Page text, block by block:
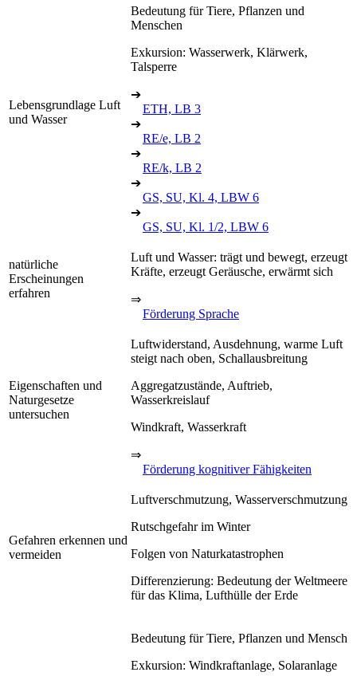
Lebensgrundlage Luft
und Wasser
Bedeutung für Tiere, Pflanzen und
Menschen
Exkursion: Wasserwerk, Klärwerk,
Talsperre
➔
ETH, LB 3
➔
RE/e, LB 2
➔
RE/k, LB 2
➔
GS, SU, Kl. 4, LBW 6
➔
GS, SU, Kl. 1/2, LBW 6
natürliche
Erscheinungen
erfahren
Luft und Wasser: trägt und bewegt, erzeugt
Kräfte, erzeugt Geräusche, erwärmt sich
⇒
Förderung Sprache
Eigenschaften und
Naturgesetze
untersuchen
Luftwiderstand, Ausdehnung, warme Luft
steigt nach oben, Schallausbreitung
Aggregatzustände, Auftrieb,
Wasserkreislauf
Windkraft, Wasserkraft
⇒
Förderung kognitiver Fähigkeiten
Gefahren erkennen und
vermeiden
Luftverschmutzung, Wasserverschmutzung
Rutschgefahr im Winter
Folgen von Naturkatastrophen
Differenzierung: Bedeutung der Weltmeere
für das Klima, Lufthülle der Erde
Bedeutung für Tiere, Pflanzen und Mensch
Exkursion: Windkraftanlage, Solaranlage